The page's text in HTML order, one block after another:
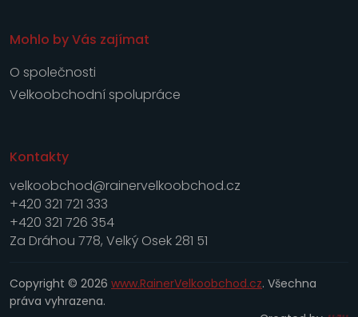
Mohlo by Vás zajímat
O společnosti
Velkoobchodní spolupráce
Kontakty
velkoobchod@rainervelkoobchod.cz
+420 321 721 333
+420 321 726 354
Za Dráhou 778, Velký Osek 281 51
Copyright © 2026 www.RainerVelkoobchod.cz. Všechna
práva vyhrazena.